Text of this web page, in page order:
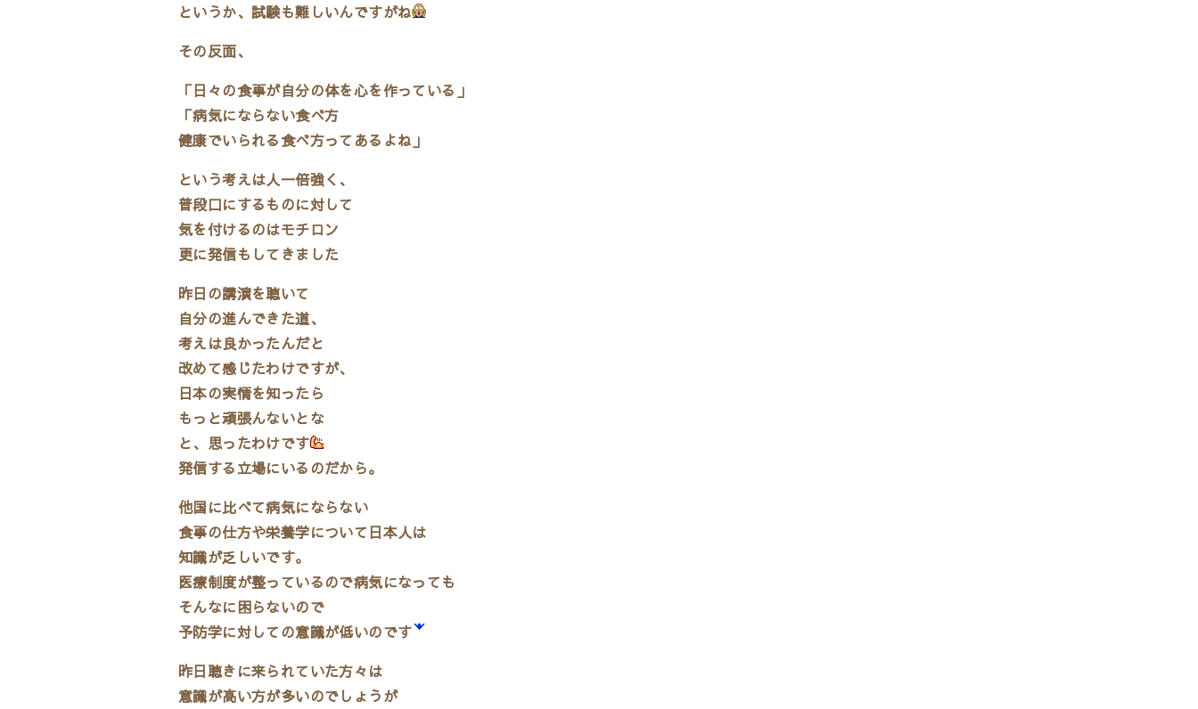
というか、試験も難しいんですがね
その反面、
「日々の食事が自分の体を心を作っている」
「病気にならない食べ方
健康でいられる食べ方ってあるよね」
という考えは人一倍強く、
普段口にするものに対して
気を付けるのはモチロン
更に発信もしてきました
昨日の講演を聴いて
自分の進んできた道、
考えは良かったんだと
改めて感じたわけですが、
日本の実情を知ったら
もっと頑張んないとな
と、思ったわけです
発信する立場にいるのだから。
他国に比べて病気にならない
食事の仕方や栄養学について日本人は
知識が乏しいです。
医療制度が整っているので病気になっても
そんなに困らないので
予防学に対しての意識が低いのです
昨日聴きに来られていた方々は
意識が高い方が多いのでしょうが